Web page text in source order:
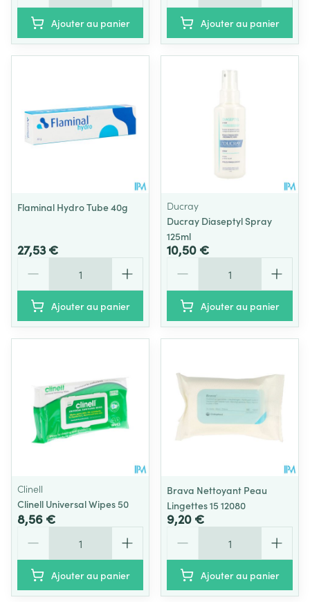
Ajouter au panier Ajouter au panier
Flaminal Hydro Tube 40g
27,53 €
Ajouter au panier
Ducray
Ducray Diaseptyl Spray
125ml
10,50 €
Ajouter au panier
Clinell
Clinell Universal Wipes 50
8,56 €
Ajouter au panier
Brava Nettoyant Peau
Lingettes 15 12080
9,20 €
Ajouter au panier